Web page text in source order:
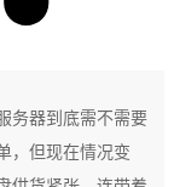
务器到底需不需要
，但现在情况变